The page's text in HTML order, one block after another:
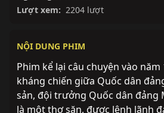
Lượt xem: 2204 lượt
NỘI DUNG PHIM
Phim kể lại câu chuyện vào
kháng chiến giữa Quốc dân
sản, đội trưởng Quốc dân đảng
là một thợ săn, được lệnh lãnh